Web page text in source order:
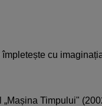
împletește cu
„Mașina Timpului"